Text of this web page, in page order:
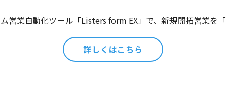
営業自動化ツール「Listers form EX」で、新規開拓営業を
詳しくはこちら